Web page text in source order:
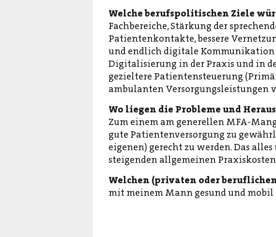
Welche berufspolitischen Ziele
Fachbereiche, Stärkung der
Patientenkontakte, bessere
und endlich digitale Kommunikation
Digitalisierung in der Praxis und in
gezieltere Patientensteuerung
ambulanten
Wo liegen die Probleme und
Zum einem am generellen MFA-
gute Patientenversorgung zu
eigenen) gerecht zu werden. Das
steigenden allgemeinen Praxiskosten
Welchen (privaten oder
mit meinem Mann gesund und